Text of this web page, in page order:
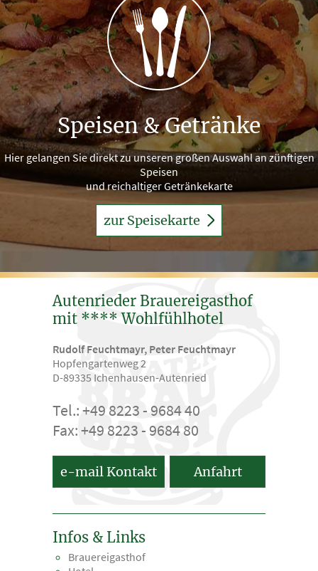
Speisen & Getränke
Hier gelangen Sie direkt zu unseren großen Auswahl an zünftigen
Speisen
und reichaltiger Getränkekarte
zur Speisekarte
Autenrieder Brauereigasthof
mit **** Wohlfühlhotel
Rudolf Feuchtmayr, Peter Feuchtmayr
Hopfengartenweg 2
D-89335 Ichenhausen-Autenried
Tel.: +49 8223 - 9684 40
Fax: +49 8223 - 9684 80
e-mail Kontakt Anfahrt
Infos & Links
Brauereigasthof